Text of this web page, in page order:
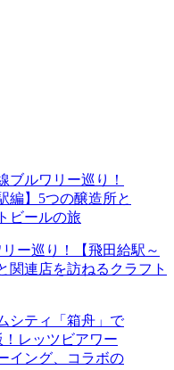
ー巡り！【飛田給駅～
関連店を訪ねるクラフト